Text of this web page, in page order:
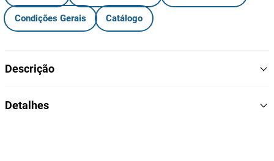
Condições Gerais Catálogo
Descrição
águas-furtadas, com
Detalhes